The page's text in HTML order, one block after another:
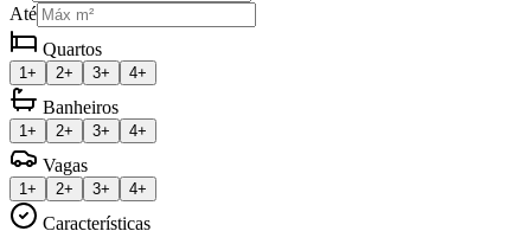
Até
Quartos
1+ 2+ 3+ 4+
Banheiros
1+ 2+ 3+ 4+
Vagas
1+ 2+ 3+ 4+
Características